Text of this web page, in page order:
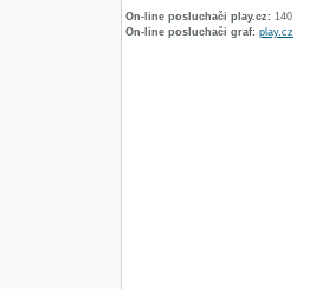
On-line posluchači play.cz: 140
On-line posluchači graf: play.cz